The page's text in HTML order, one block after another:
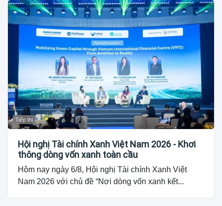
Tiếp thị
Hội nghị Tài chính Xanh Việt Nam 2026 - Khơi
thông dòng vốn xanh toàn cầu
Hôm nay ngày 6/8, Hội nghị Tài chính Xanh Việt
Nam 2026 với chủ đề “Nơi dòng vốn xanh kết...